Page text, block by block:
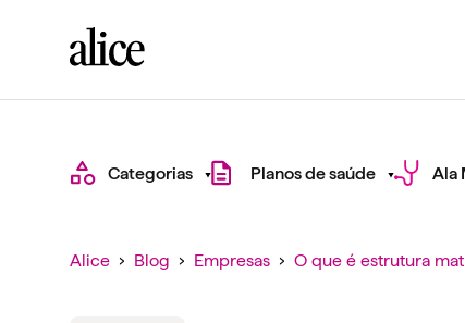
Categorias Planos de saúde Ala
Alice › Blog › Empresas › O que é estrutura